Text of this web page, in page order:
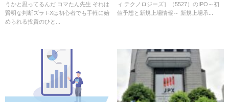
うかと思ってるんだ コマたん先生 それは
賢明な判断ズラ FXは初心者でも手軽に始
められる投資のひと...
初値予想と新規上場情報～
ィ テクノロジーズ］（5527）のIPO～初
値予想と新規上場情報～ 新規上場承...